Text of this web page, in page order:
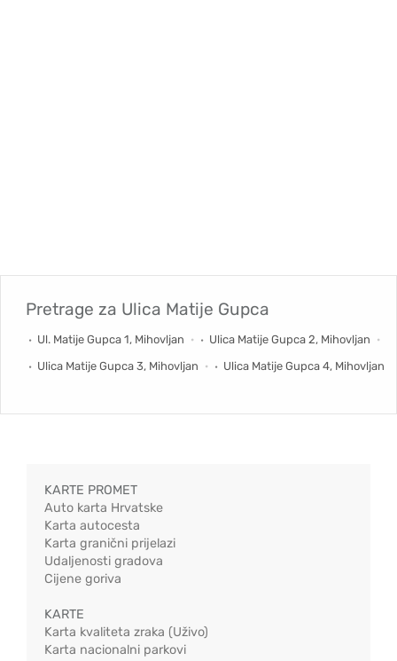
Pretrage za Ulica Matije Gupca
Ul. Matije Gupca 1, Mihovljan
Ulica Matije Gupca 2, Mihovljan
Ulica Matije Gupca 3, Mihovljan
Ulica Matije Gupca 4, Mihovljan
KARTE PROMET
Auto karta Hrvatske
Karta autocesta
Karta granični prijelazi
Udaljenosti gradova
Cijene goriva
KARTE
Karta kvaliteta zraka (Uživo)
Karta nacionalni parkovi